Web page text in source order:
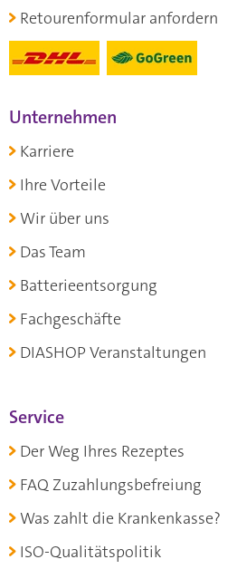
Retourenformular anfordern
Unternehmen
Karriere
Ihre Vorteile
Wir über uns
Das Team
Batterieentsorgung
Fachgeschäfte
DIASHOP Veranstaltungen
Service
Der Weg Ihres Rezeptes
FAQ Zuzahlungsbefreiung
Was zahlt die Krankenkasse?
ISO-Qualitätspolitik